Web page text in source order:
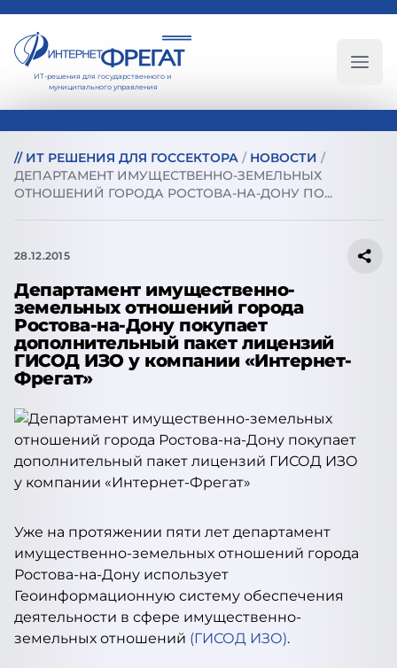
ИТ-решения для государственного и
муниципального управления
// ИТ РЕШЕНИЯ ДЛЯ ГОССЕКТОРА / НОВОСТИ /
ДЕПАРТАМЕНТ ИМУЩЕСТВЕННО-ЗЕМЕЛЬНЫХ
ОТНОШЕНИЙ ГОРОДА РОСТОВА-НА-ДОНУ ПО...
28.12.2015
Департамент имущественно-
земельных отношений города
Ростова-на-Дону покупает
дополнительный пакет лицензий
ГИСОД ИЗО у компании «Интернет-
Фрегат»
Уже на протяжении пяти лет департамент
имущественно-земельных отношений города
Ростова-на-Дону использует
Геоинформационную систему обеспечения
деятельности в сфере имущественно-
земельных отношений (ГИСОД ИЗО).